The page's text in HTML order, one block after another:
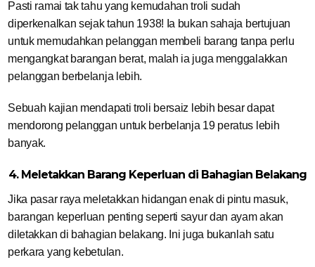
Pasti ramai tak tahu yang kemudahan troli sudah
diperkenalkan sejak tahun 1938! Ia bukan sahaja bertujuan
untuk memudahkan pelanggan membeli barang tanpa perlu
mengangkat barangan berat, malah ia juga menggalakkan
pelanggan berbelanja lebih.
Sebuah kajian mendapati troli bersaiz lebih besar dapat
mendorong pelanggan untuk berbelanja 19 peratus lebih
banyak.
4. Meletakkan Barang Keperluan di Bahagian Belakang
Jika pasar raya meletakkan hidangan enak di pintu masuk,
barangan keperluan penting seperti sayur dan ayam akan
diletakkan di bahagian belakang. Ini juga bukanlah satu
perkara yang kebetulan.